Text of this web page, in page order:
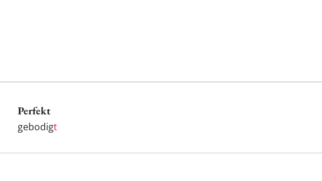
Perfekt
gebodigt